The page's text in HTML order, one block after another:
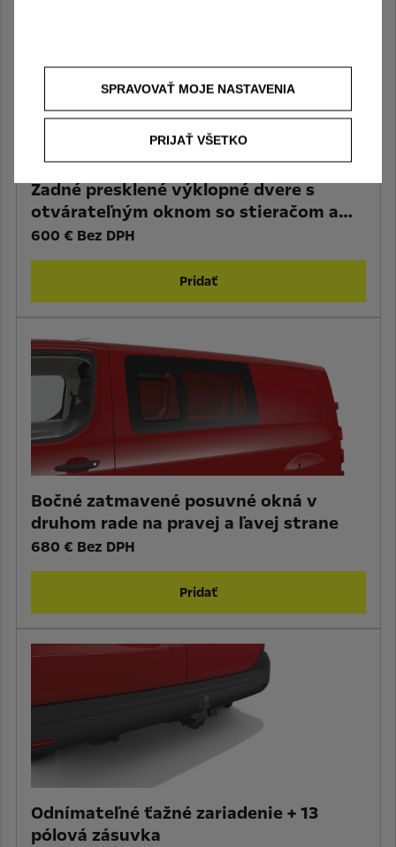
Zadné presklené výklopné dvere s
otvárateľným oknom so stieračom a
vyhrievaním
600 € Bez DPH
Pridať
Bočné zatmavené posuvné okná v
druhom rade na pravej a ľavej strane
680 € Bez DPH
Pridať
Odnímateľné ťažné zariadenie + 13
pólová zásuvka
SPRAVOVAŤ MOJE NASTAVENIA
PRIJAŤ VŠETKO